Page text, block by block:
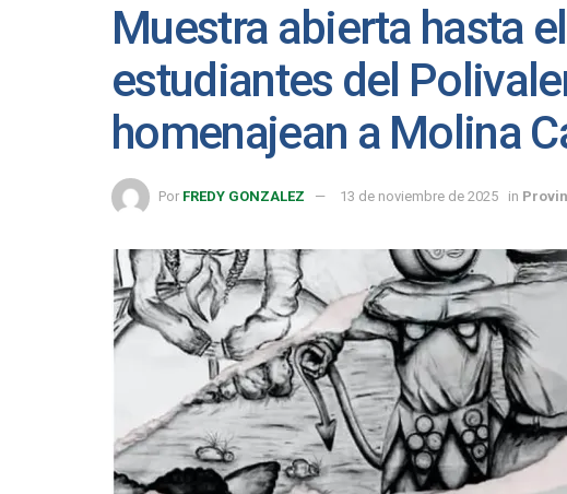
Muestra abierta hasta
estudiantes del
homenajean a Molina
Por FREDY GONZALEZ 13 de noviembre de 2025 in